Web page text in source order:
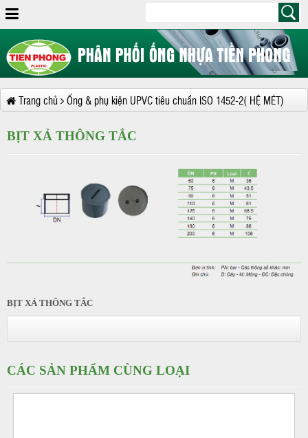
Trang chủ Ống & phụ kiện UPVC tiêu chuẩn ISO 1452-2( HỆ MÉT)
BỊT XẢ THÔNG TẮC
BỊT XẢ THÔNG TẮC
CÁC SẢN PHẨM CÙNG LOẠI